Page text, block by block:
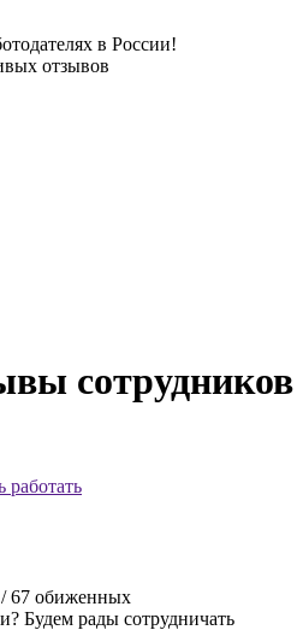
в России!
отзывов
сотрудников
работать
67 обиженных
Будем рады сотрудничать